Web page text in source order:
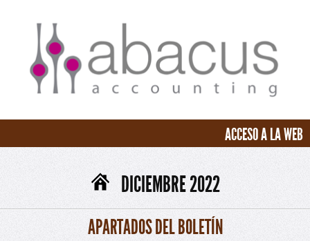
ACCESO A LA WEB
DICIEMBRE 2022
APARTADOS DEL BOLETÍN